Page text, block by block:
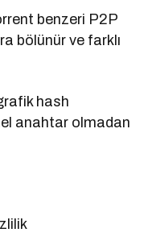
benzeri P2P
bölünür ve farklı
hash
anahtar olmadan